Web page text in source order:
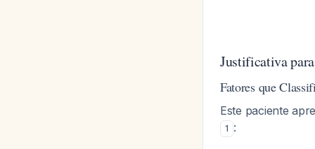
Justificativa
Fatores que
Este paciente
1 :